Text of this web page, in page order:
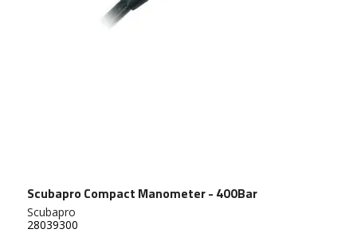
Scubapro Compact Manometer - 400Bar
Scubapro
28039300